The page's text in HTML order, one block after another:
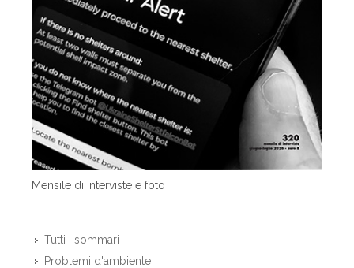
Mensile di interviste e foto
Tutti i sommari
Problemi d'ambiente